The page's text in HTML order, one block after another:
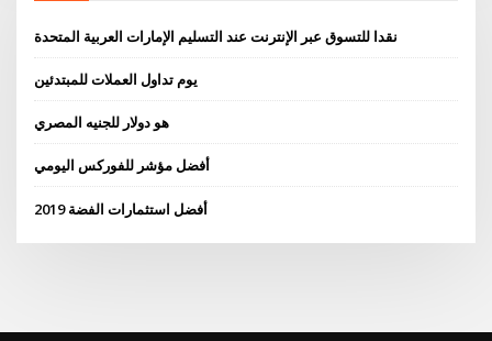
نقدا للتسوق عبر الإنترنت عند التسليم الإمارات العربية المتحدة
يوم تداول العملات للمبتدئين
هو دولار للجنيه المصري
أفضل مؤشر للفوركس اليومي
أفضل استثمارات الفضة 2019